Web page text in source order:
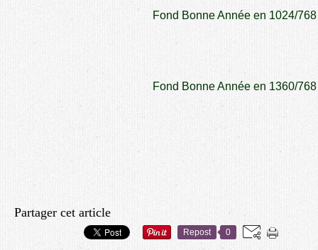
Fond Bonne Année en 1024/768
Fond Bonne Année en 1360/768
Partager cet article
Repost 0